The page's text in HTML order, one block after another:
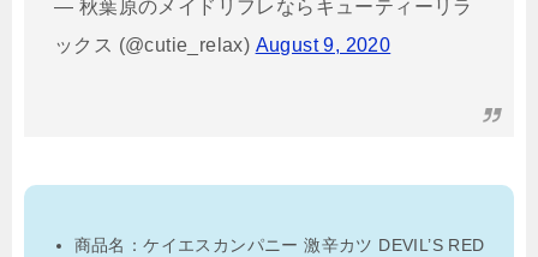
— 秋葉原のメイドリフレならキューティーリラ
ックス (@cutie_relax) August 9, 2020
商品名：ケイエスカンパニー 激辛カツ DEVIL’S RED